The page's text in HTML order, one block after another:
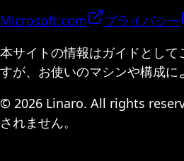
Microsoft.com プライバシー
本サイトの情報はガイドとし
すが、お使いのマシンや構成に
© 2026 Linaro. All rights
されません。